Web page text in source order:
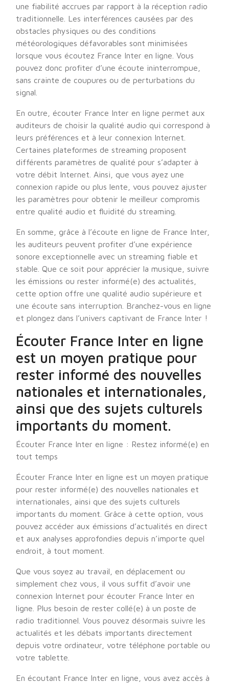
une fiabilité accrues par rapport à la réception radio
traditionnelle. Les interférences causées par des
obstacles physiques ou des conditions
météorologiques défavorables sont minimisées
lorsque vous écoutez France Inter en ligne. Vous
pouvez donc profiter d’une écoute ininterrompue,
sans crainte de coupures ou de perturbations du
signal.
En outre, écouter France Inter en ligne permet aux
auditeurs de choisir la qualité audio qui correspond à
leurs préférences et à leur connexion Internet.
Certaines plateformes de streaming proposent
différents paramètres de qualité pour s’adapter à
votre débit Internet. Ainsi, que vous ayez une
connexion rapide ou plus lente, vous pouvez ajuster
les paramètres pour obtenir le meilleur compromis
entre qualité audio et fluidité du streaming.
En somme, grâce à l’écoute en ligne de France Inter,
les auditeurs peuvent profiter d’une expérience
sonore exceptionnelle avec un streaming fiable et
stable. Que ce soit pour apprécier la musique, suivre
les émissions ou rester informé(e) des actualités,
cette option offre une qualité audio supérieure et
une écoute sans interruption. Branchez-vous en ligne
et plongez dans l’univers captivant de France Inter !
Écouter France Inter en ligne
est un moyen pratique pour
rester informé des nouvelles
nationales et internationales,
ainsi que des sujets culturels
importants du moment.
Écouter France Inter en ligne : Restez informé(e) en
tout temps
Écouter France Inter en ligne est un moyen pratique
pour rester informé(e) des nouvelles nationales et
internationales, ainsi que des sujets culturels
importants du moment. Grâce à cette option, vous
pouvez accéder aux émissions d’actualités en direct
et aux analyses approfondies depuis n’importe quel
endroit, à tout moment.
Que vous soyez au travail, en déplacement ou
simplement chez vous, il vous suffit d’avoir une
connexion Internet pour écouter France Inter en
ligne. Plus besoin de rester collé(e) à un poste de
radio traditionnel. Vous pouvez désormais suivre les
actualités et les débats importants directement
depuis votre ordinateur, votre téléphone portable ou
votre tablette.
En écoutant France Inter en ligne, vous avez accès à